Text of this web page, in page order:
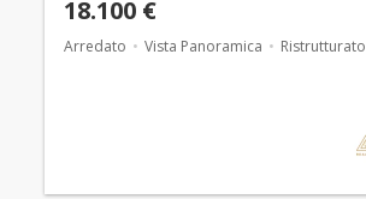
18.100 €
Arredato Vista Panoramica Ristrutturato